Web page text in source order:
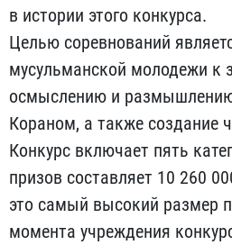
в истории этого конкурса.
Целью соревнований
мусульманской молодежи к
осмыслению и
Кораном, а также создание
Конкурс включает пять
призов составляет 10 260
это самый высокий размер
момента учреждения